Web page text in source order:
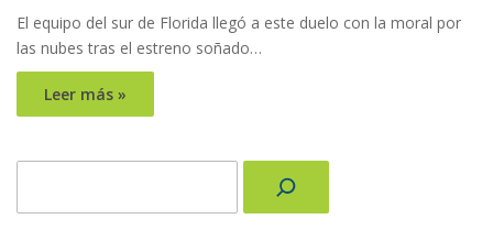
El equipo del sur de Florida llegó a este duelo con la moral por
las nubes tras el estreno soñado…
Leer más »